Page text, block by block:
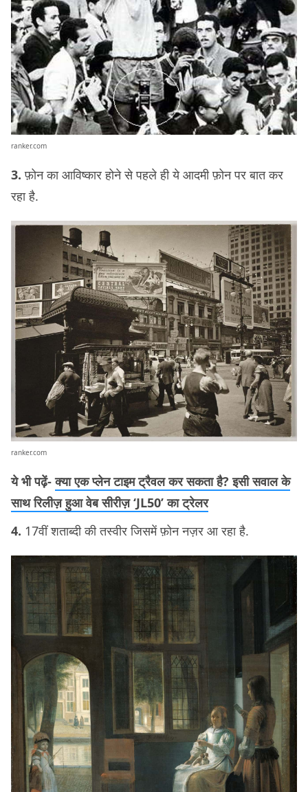
ranker.com
3.फ़ोन का आविष्कार होने से पहले ही ये आदमी फ़ोन पर बात कर
रहा है.
ranker.com
ये भी पढ़ें-क्या एक प्लेन टाइम ट्रैवल कर सकता है? इसी सवाल के
साथ रिलीज़ हुआ वेब सीरीज़ ‘JL50’ का ट्रेलर
4. 17वीं शताब्दी की तस्वीर जिसमें फ़ोन नज़र आ रहा है.